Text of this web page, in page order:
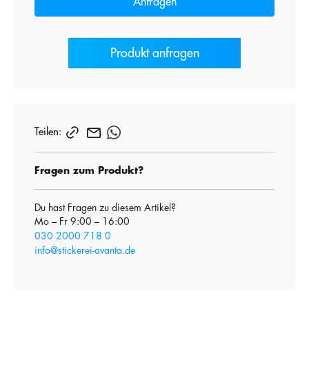
Produkt anfragen
Teilen:
Fragen zum Produkt?
Du hast Fragen zu diesem Artikel?
Mo – Fr 9:00 – 16:00
030 2000 718 0
info@stickerei-avanta.de